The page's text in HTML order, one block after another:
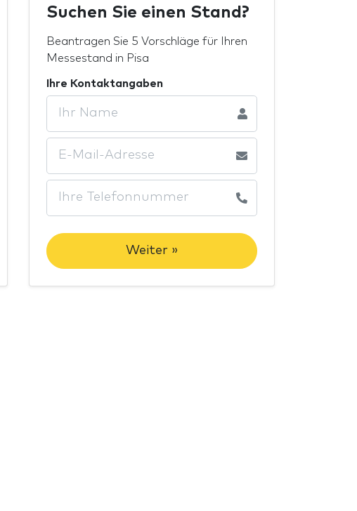
Suchen Sie einen Stand?
Beantragen Sie 5 Vorschläge für Ihren
Messestand in Pisa
Ihre Kontaktangaben
Weiter »